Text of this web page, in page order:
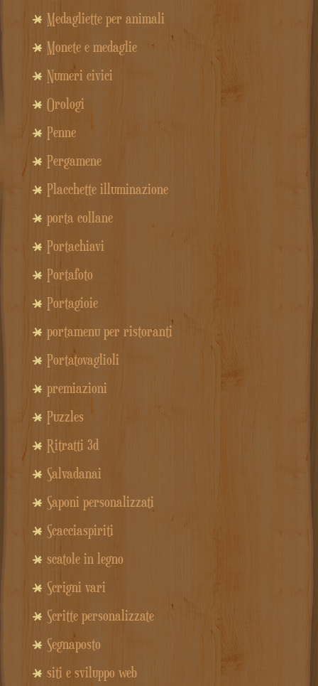
Medagliette per animali
Monete e medaglie
Numeri civici
Orologi
Penne
Pergamene
Placchette illuminazione
porta collane
Portachiavi
Portafoto
Portagioie
portamenu per ristoranti
Portatovaglioli
premiazioni
Puzzles
Ritratti 3d
Salvadanai
Saponi personalizzati
Scacciaspiriti
scatole in legno
Scrigni vari
Scritte personalizzate
Segnaposto
siti e sviluppo web